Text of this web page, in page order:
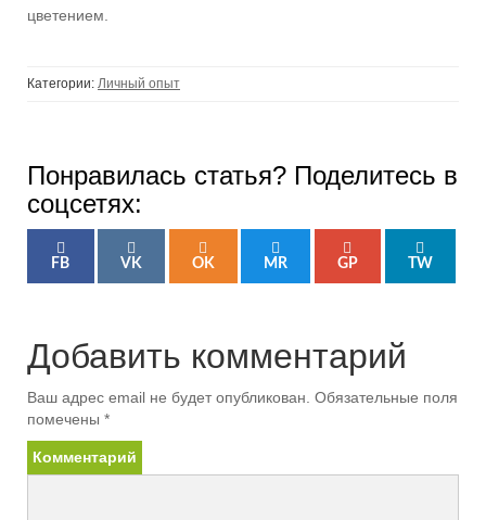
цветением.
Категории: Личный опыт
Понравилась статья? Поделитесь в
соцсетях:
FB VK OK MR GP TW
Добавить комментарий
Ваш адрес email не будет опубликован. Обязательные поля
помечены *
Комментарий